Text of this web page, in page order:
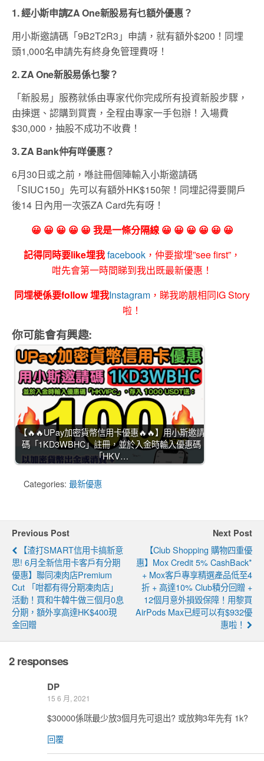
1. 經小斯申請ZA One新股易有乜額外優惠？
用小斯邀請碼「9B2T2R3」申請，就有額外$200！同埋
頭1,000名申請先有終身免管理費呀！
2. ZA One新股易係乜黎？
「新股易」服務就係由專家代你完成所有投資新股步驟，
由揀選、認購到買賣，全程由專家一手包辦！入場費
$30,000，抽股不成功不收費！
3. ZA Bank仲有咩優惠？
6月30日或之前，喺註冊個陣輸入小斯邀請碼
「SIUC150」先可以有額外HK$150架！同埋記得要開戶
後14 日內用一次張ZA Card先有呀！
😀 😀 😀 😀 😀 我是一條分隔線 😀 😀 😀 😀 😀 😀
記得同時要like埋我facebook ，仲要撳埋”see first”，
咁先會第一時間睇到我出既最新優惠！
同埋梗係要follow 埋我Instagram ，睇我啲靚相同IG Story
啦！
你可能會有興趣:
【🔥🔥UPay加密貨幣信用卡優惠🔥🔥】用小斯邀請
碼「1KD3WBHC」註冊，並於入金時輸入優惠碼
「HKV…
Categories: 最新優惠
Previous Post
【渣打SMART信用卡搞新意
思! 6月全新信用卡客戶有分期
優惠】聯同凍肉店Premium
Cut 「咁都有得分期凍肉店」
活動！買和牛韓牛做三個月0息
分期，額外享高達HK$400現
金回贈
Next Post
【Club Shopping 購物四重優
惠】Mox Credit 5% CashBack*
+ Mox客戶專享精選產品低至4
折 + 高達10% Club積分回贈 +
12個月意外損毀保障！用黎買
AirPods Max已經可以有$932優
惠啦！
2 responses
DP
15 6 月, 2021
$30000係咪最少放3個月先可退出? 或放夠3年先有 1k?
回覆